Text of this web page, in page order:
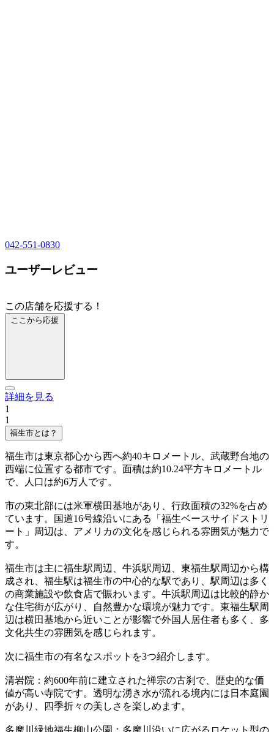
042-551-0830
ユーザーレビュー
この店舗を応援する！
ここから応援
詳細を見る
1
1
福生市とは？
福生市は東京都心から西へ約40キロメートル、武蔵野台地の
西端に位置する都市です。面積は約10.24平方キロメートル
で、人口は約6万人です。
市の東北部には米軍横田基地があり、行政面積の32%を占め
ています。国道16号線沿いにある「福生ベースサイドストリ
ート」周辺は、アメリカの文化を感じられる雰囲気が魅力で
す。
福生市は主に福生駅周辺、牛浜駅周辺、東福生駅周辺から構
成され、福生駅は福生市の中心的な駅であり、駅周辺は多く
の商業施設や飲食店で賑わいます。牛浜駅周辺は比較的静か
な住宅街が広がり、自然豊かな環境が魅力です。東福生駅周
辺は横田基地から近いことが影響で外国人居住者も多く、多
文化共生の雰囲気を感じられます。
次に福生市の有名なスポットを3つ紹介します。
清岩院：約600年前に建立された禅宗の古刹で、歴史的な価
値が高い寺院です。透明な湧き水が流れる境内には日本庭園
があり、四季折々の美しさを楽しめます。